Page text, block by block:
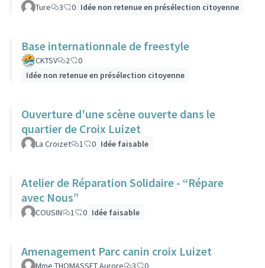
Ture 3 0 Idée non retenue en présélection citoyenne
Base internationnale de freestyle
CKTSV 2
0
Idée non retenue en présélection citoyenne
Ouverture d'une scène ouverte dans le
quartier de Croix Luizet
La Croizet 1 0 Idée faisable
Atelier de Réparation Solidaire - “Répare
avec Nous”
COUSIN 1 0 Idée faisable
Amenagement Parc canin croix Luizet
Mme THOMASSET Aurore 3
0